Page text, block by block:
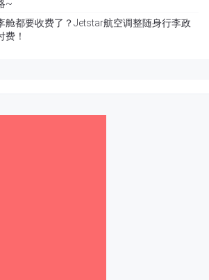
~
舱都要收费了？Jetstar航空调整随身行李政
费！